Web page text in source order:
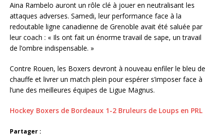
Aina Rambelo auront un rôle clé à jouer en neutralisant les
attaques adverses. Samedi, leur performance face à la
redoutable ligne canadienne de Grenoble avait été saluée par
leur coach : « Ils ont fait un énorme travail de sape, un travail
de l’ombre indispensable. »
Contre Rouen, les Boxers devront à nouveau enfiler le bleu de
chauffe et livrer un match plein pour espérer s’imposer face à
l’une des meilleures équipes de Ligue Magnus.
Hockey Boxers de Bordeaux 1-2 Bruleurs de Loups en PRL
Partager :